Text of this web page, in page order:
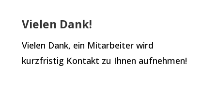
Vielen Dank!
Vielen Dank, ein Mitarbeiter wird
kurzfristig Kontakt zu Ihnen aufnehmen!